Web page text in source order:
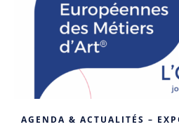
AGENDA & ACTUALITÉS –